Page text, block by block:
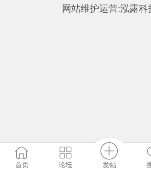
网站维护运营:泓露科
首页 论坛 发帖